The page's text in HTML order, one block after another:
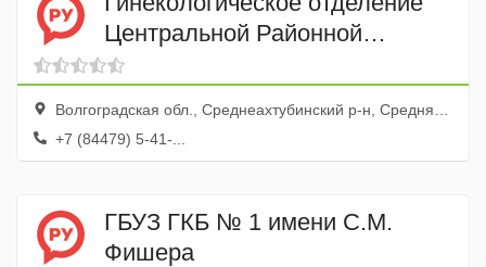
Центральной Районной
Больницы, МУЗ
Волгоградская обл., Среднеахтубинский р-н, Средняя Ахтуба пгт, ул. Больничная, 2
+7 (84479) 5-41-...
ГБУЗ ГКБ № 1 имени С.М.
Фишера